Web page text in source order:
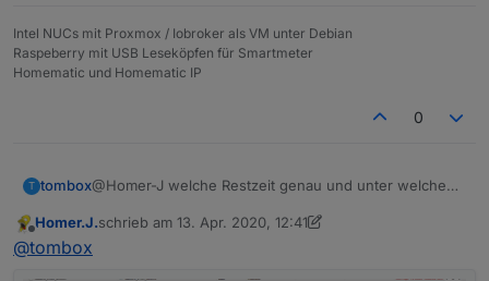
Intel NUCs mit Proxmox / Iobroker als VM unter Debian
Raspeberry mit USB Leseköpfen für Smartmeter
Homematic und Homematic IP
0
T tombox@Homer-J welche Restzeit genau und unter welchen
Offline
Homer.J.schrieb am 13. Apr. 2020, 12:41
zuletzt editiert von Homer.J.
@tombox